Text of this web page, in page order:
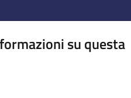
su questa